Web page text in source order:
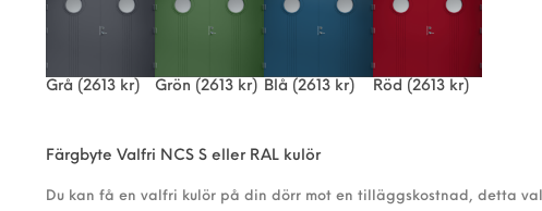
Grå (2613 kr) Grön (2613 kr) Blå (2613 kr) Röd (2613 kr)
Färgbyte Valfri NCS S eller RAL kulör
Du kan få en valfri kulör på din dörr mot en tilläggskostnad, detta